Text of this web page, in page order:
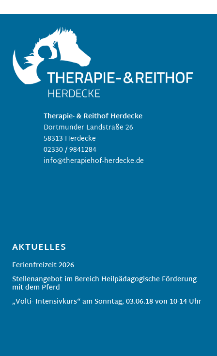
Therapie- & Reithof Herdecke
Dortmunder Landstraße 26
58313 Herdecke
02330 / 9841284
info@therapiehof-herdecke.de
AKTUELLES
Ferienfreizeit 2026
Stellenangebot im Bereich Heilpädagogische Förderung
mit dem Pferd
„Volti- Intensivkurs“ am Sonntag, 03.06.18 von 10-14 Uhr